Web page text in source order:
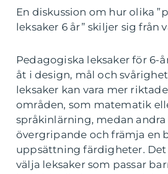
En diskussion om hur olika
leksaker 6 år” skiljer sig från
Pedagogiska leksaker för 6-
åt i design, mål och
leksaker kan vara mer
områden, som matematik
språkinlärning, medan andra
övergripande och främja en
uppsättning färdigheter.
välja leksaker som passar